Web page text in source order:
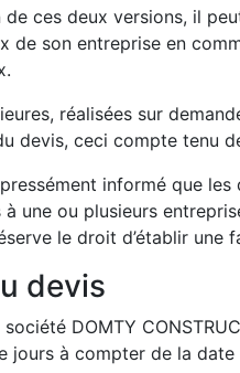
de ces deux versions, il
de son entreprise en
réalisées sur
devis, ceci compte tenu
informé que
une ou plusieurs
le droit d’établir
devis
société DOMTY
jours à compter de la date